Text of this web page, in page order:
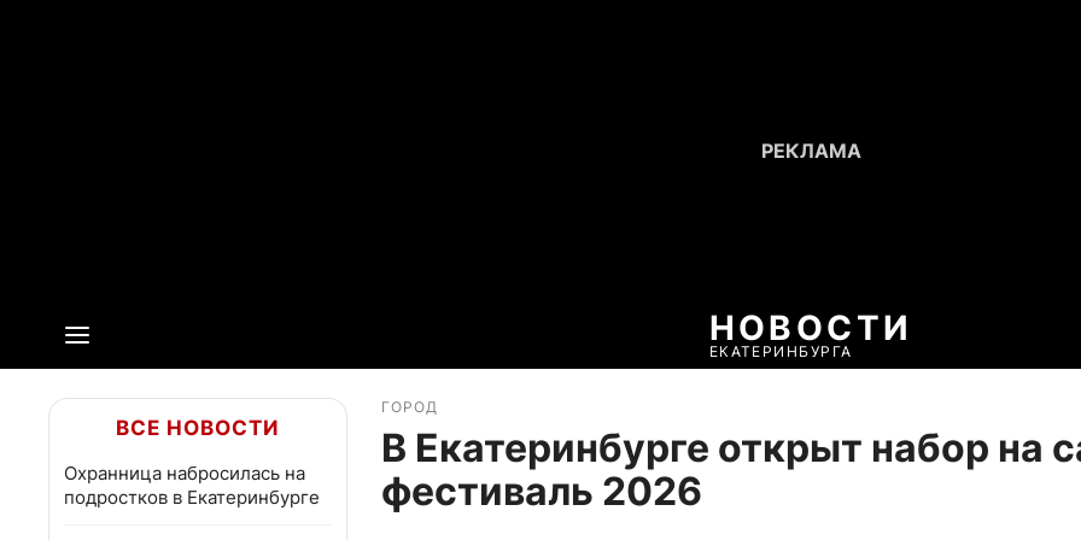
НОВОСТИ
ЕКАТЕРИНБУРГА
ВСЕ НОВОСТИ
Охранница набросилась на
подростков в Екатеринбурге
ГОРОД
В Екатеринбурге открыт набор на
фестиваль 2026